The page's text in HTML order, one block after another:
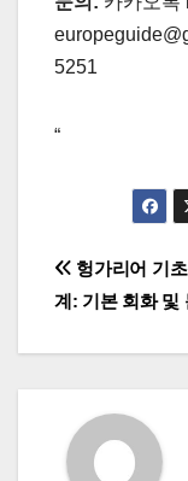
5251
“
글
탐
헝가리어 기
계: 기본 회화 및